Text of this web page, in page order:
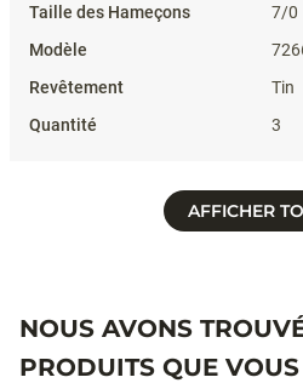
7/0
Tin
3
AFFICHER
NOUS AVONS
PRODUITS QUE